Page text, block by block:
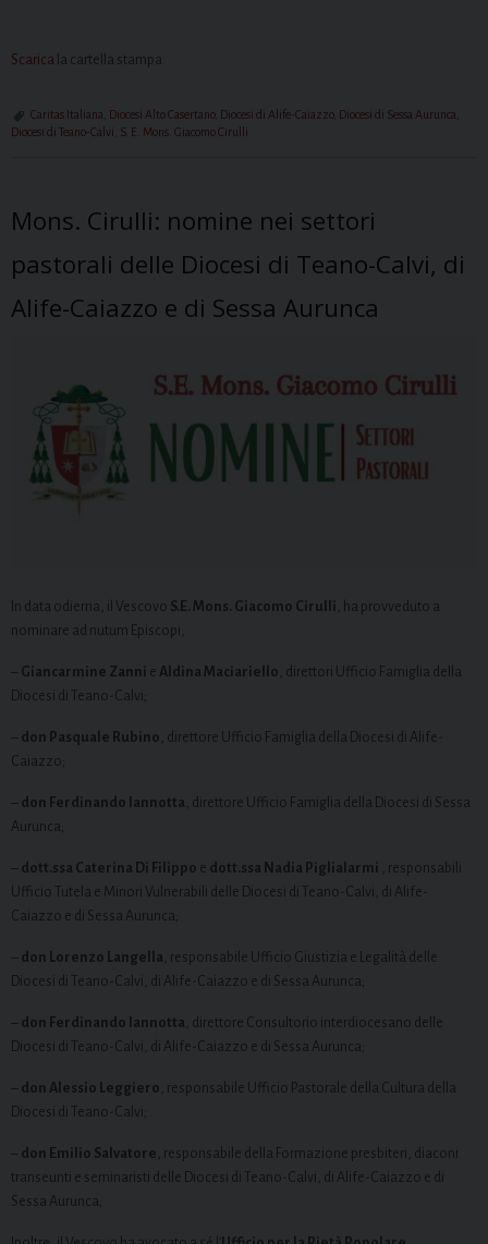
Scarica la cartella stampa.
Caritas Italiana Diocesi Alto Casertano, Diocesi di Alife-Caiazzo, Diocesi di Sessa Aurunca
Diocesi di Teano-Calvi S. E. Mons. Giacomo Cirulli
Mons. Cirulli: nomine nei settori
pastorali delle Diocesi di Teano-Calvi, di
Alife-Caiazzo e di Sessa Aurunca
In data odierna, il Vescovo S.E. Mons. Giacomo Cirulli
, ha provveduto a
nominare ad nutum Episcopi,
– Giancarmine Zanni e Aldina Maciariello , direttori Ufficio Famiglia della
Diocesi di Teano-Calvi;
– don Pasquale Rubino , direttore Ufficio Famiglia della Diocesi di Alife-
Caiazzo;
– don Ferdinando Iannotta , direttore Ufficio Famiglia della Diocesi di Sessa
Aurunca;
– dott.ssa Caterina Di Filippo e dott.ssa Nadia Piglialarmi
, responsabili
Ufficio Tutela e Minori Vulnerabili delle Diocesi di Teano-Calvi, di Alife-
Caiazzo e di Sessa Aurunca;
– don Lorenzo Langella , responsabile Ufficio Giustizia e Legalità delle
Diocesi di Teano-Calvi, di Alife-Caiazzo e di Sessa Aurunca;
– don Ferdinando Iannotta , direttore Consultorio interdiocesano delle
Diocesi di Teano-Calvi, di Alife-Caiazzo e di Sessa Aurunca;
– don Alessio Leggiero , responsabile Ufficio Pastorale della Cultura della
Diocesi di Teano-Calvi;
– don Emilio Salvatore , responsabile della Formazione presbiteri, diaconi
transeunti e seminaristi delle Diocesi di Teano-Calvi, di Alife-Caiazzo e di
Sessa Aurunca;